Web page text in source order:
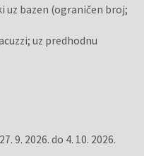
uz bazen (ograničen broj;
uz predhodnu
9. 2026. do 4. 10. 2026.